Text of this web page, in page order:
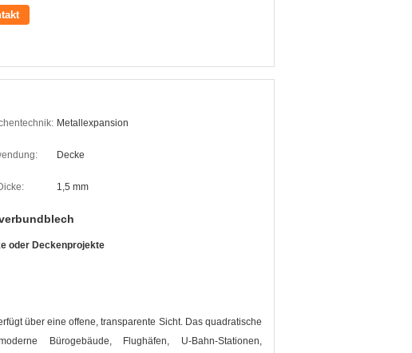
Metallexpansion
Decke
1,5 mm
oder Deckenprojekte
über eine offene, transparente Sicht. Das quadratische
Bürogebäude, Flughäfen, U-Bahn-Stationen,